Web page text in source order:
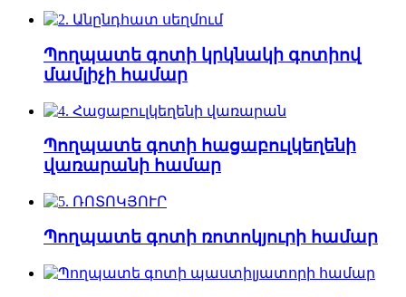
Պողպատե գոտի կրկնակի գոտիով
մամլիչի համար
Պողպատե գոտի հացաբուլկեղենի
վառարանի համար
Պողպատե գոտի ռոտոկյուրի համար